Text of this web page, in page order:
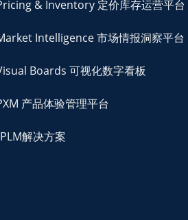
& Inventory 定价库存运营平台
Intelligence 市场情报洞察平台
Boards 可视化数字看板
产品体验管理平台
解决方案